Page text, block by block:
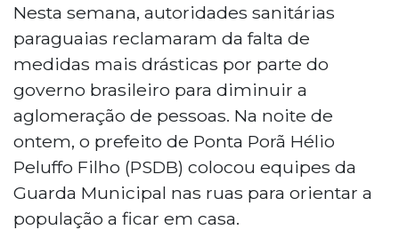
Nesta semana, autoridades sanitárias
paraguaias reclamaram da falta de
medidas mais drásticas por parte do
governo brasileiro para diminuir a
aglomeração de pessoas. Na noite de
ontem, o prefeito de Ponta Porã Hélio
Peluffo Filho (PSDB) colocou equipes da
Guarda Municipal nas ruas para orientar a
população a ficar em casa.